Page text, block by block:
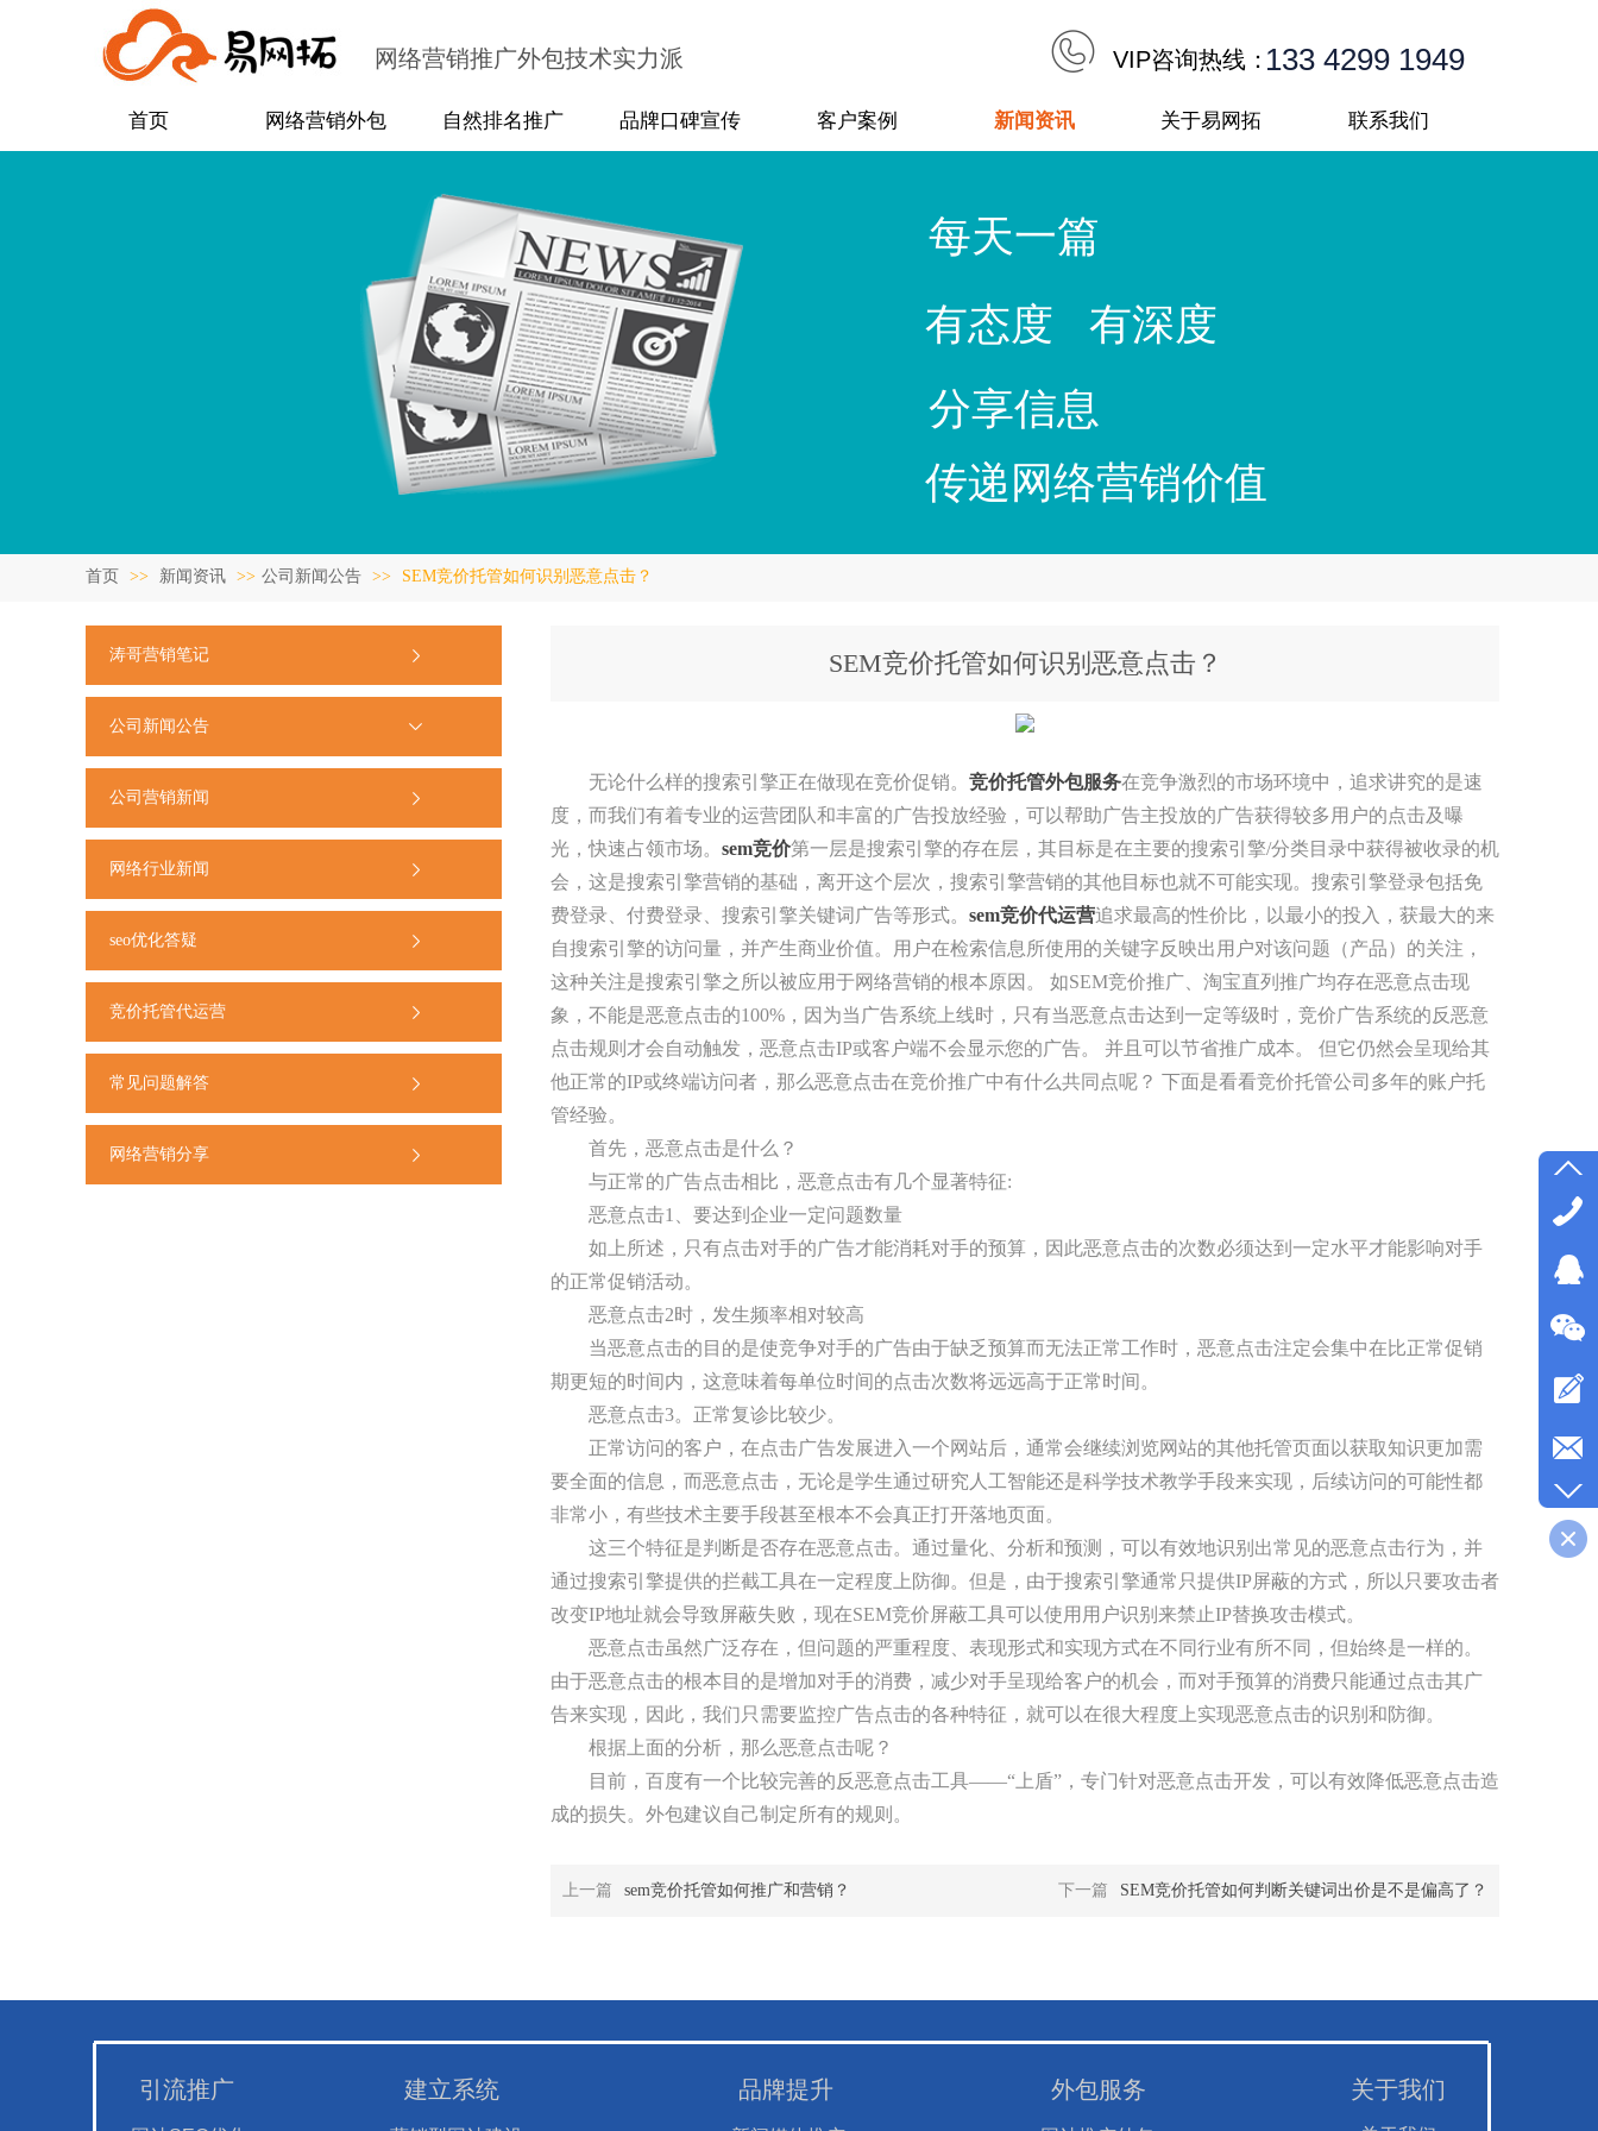
网络营销推广外包技术实力派 VIP咨询热线：133 4299 1949
首页 网络营销外包 自然排名推广 品牌口碑宣传 客户案例 新闻资讯 关于易网拓 联系我们
每天一篇
有态度 有深度
分享信息
传递网络营销价值
首页 >> 新闻资讯 >> 公司新闻公告 >> SEM竞价托管如何识别恶意点击？
涛哥营销笔记
公司新闻公告
公司营销新闻
网络行业新闻
seo优化答疑
竞价托管代运营
常见问题解答
网络营销分享
SEM竞价托管如何识别恶意点击？
无论什么样的搜索引擎正在做现在竞价促销。 竞价托管外包服务在竞争激烈的市场环境中，追求讲究的是速
度，而我们有着专业的运营团队和丰富的广告投放经验，可以帮助广告主投放的广告获得较多用户的点击及曝
光，快速占领市场。 sem竞价第一层是搜索引擎的存在层，其目标是在主要的搜索引擎/分类目录中获得被收录的机
会，这是搜索引擎营销的基础，离开这个层次，搜索引擎营销的其他目标也就不可能实现。搜索引擎登录包括免
费登录、付费登录、搜索引擎关键词广告等形式。 sem竞价代运营追求最高的性价比，以最小的投入，获最大的来
自搜索引擎的访问量，并产生商业价值。用户在检索信息所使用的关键字反映出用户对该问题（产品）的关注，
这种关注是搜索引擎之所以被应用于网络营销的根本原因。 如SEM竞价推广、淘宝直列推广均存在恶意点击现
象，不能是恶意点击的100%，因为当广告系统上线时，只有当恶意点击达到一定等级时，竞价广告系统的反恶意
点击规则才会自动触发，恶意点击IP或客户端不会显示您的广告。 并且可以节省推广成本。 但它仍然会呈现给其
他正常的IP或终端访问者，那么恶意点击在竞价推广中有什么共同点呢？ 下面是看看竞价托管公司多年的账户托
管经验。
首先，恶意点击是什么？
与正常的广告点击相比，恶意点击有几个显著特征:
恶意点击1、要达到企业一定问题数量
如上所述，只有点击对手的广告才能消耗对手的预算，因此恶意点击的次数必须达到一定水平才能影响对手
的正常促销活动。
恶意点击2时，发生频率相对较高
当恶意点击的目的是使竞争对手的广告由于缺乏预算而无法正常工作时，恶意点击注定会集中在比正常促销
期更短的时间内，这意味着每单位时间的点击次数将远远高于正常时间。
恶意点击3。正常复诊比较少。
正常访问的客户，在点击广告发展进入一个网站后，通常会继续浏览网站的其他托管页面以获取知识更加需
要全面的信息，而恶意点击，无论是学生通过研究人工智能还是科学技术教学手段来实现，后续访问的可能性都
非常小，有些技术主要手段甚至根本不会真正打开落地页面。
这三个特征是判断是否存在恶意点击。通过量化、分析和预测，可以有效地识别出常见的恶意点击行为，并
通过搜索引擎提供的拦截工具在一定程度上防御。但是，由于搜索引擎通常只提供IP屏蔽的方式，所以只要攻击者
改变IP地址就会导致屏蔽失败，现在SEM竞价屏蔽工具可以使用用户识别来禁止IP替换攻击模式。
恶意点击虽然广泛存在，但问题的严重程度、表现形式和实现方式在不同行业有所不同，但始终是一样的。
由于恶意点击的根本目的是增加对手的消费，减少对手呈现给客户的机会，而对手预算的消费只能通过点击其广
告来实现，因此，我们只需要监控广告点击的各种特征，就可以在很大程度上实现恶意点击的识别和防御。
根据上面的分析，那么恶意点击呢？
目前，百度有一个比较完善的反恶意点击工具——“上盾”，专门针对恶意点击开发，可以有效降低恶意点击造
成的损失。外包建议自己制定所有的规则。
上一篇 sem竞价托管如何推广和营销？ 下一篇 SEM竞价托管如何判断关键词出价是不是偏高了？
引流推广 建立系统 品牌提升 外包服务 关于我们